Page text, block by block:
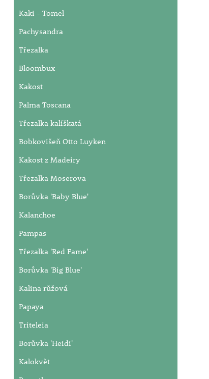
Kaki - Tomel
Pachysandra
Třezalka
Bloombux
Kakost
Palma Toscana
Třezalka kalíškatá
Bobkovišeň Otto Luyken
Kakost z Madeiry
Třezalka Moserova
Borůvka 'Baby Blue'
Kalanchoe
Pampas
Třezalka 'Red Fame'
Borůvka 'Big Blue'
Kalina růžová
Papaya
Triteleia
Borůvka 'Heidi'
Kalokvět